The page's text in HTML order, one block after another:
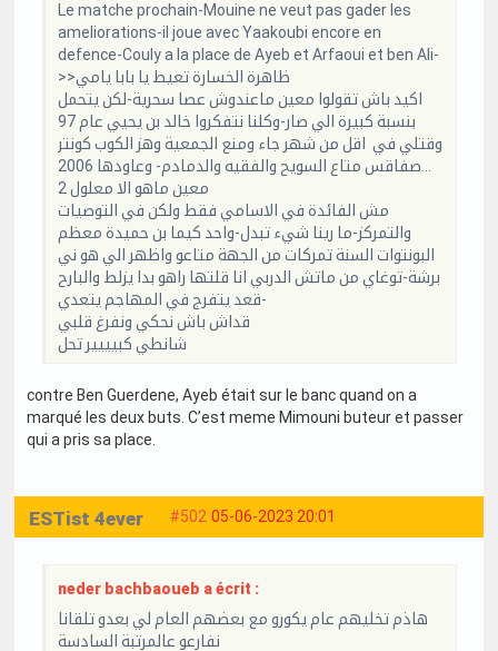
Le matche prochain-Mouine ne veut pas gader les
ameliorations-il joue avec Yaakoubi encore en
defence-Couly a la place de Ayeb et Arfaoui et ben Ali-
>>ظاهرة الخسارة تعيط يا بابا يامي
اكيد باش تقولوا معين ماعندوش عصا سحرية-لكن يتحمل
بنسبة كبيرة الي صار-وكلنا نتفكروا خالد بن يحيي عام 97
وقتلي في اقل من شهر جاء ومنع الجمعية وهز الكوب كونتر
صفاقس متاع السويح والفقيه والدمادم- وعاودها 2006...
معين ماهو الا معلول 2
مش الفائدة في الاسامي فقط ولكن في التوصيات
والتمركز-ما رينا شيء تبدل-واحد كيما بن حميدة معظم
البونتوات السنة تمركات من الجهة متاعو واظهر الي هو ني
برشة-توغاي من ماتش الدربي انا قلتها راهو بدا يزلط والبارح
قعد يتفرج في المهاجم يتعدي-
قداش باش نحكي ونفرغ قلبي
شانطي كبيييير تحل
contre Ben Guerdene, Ayeb était sur le banc quand on a
marqué les deux buts. C’est meme Mimouni buteur et passer
qui a pris sa place.
#502 05-06-2023 20:01
ESTist 4ever
neder bachbaoueb a écrit :
هاذم تخليهم عام يكورو مع بعضهم العام لي بعدو تلقانا
نفارعو عالمرتبة السادسة